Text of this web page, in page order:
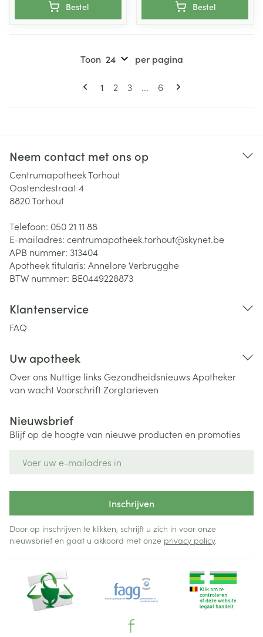
Bestel Bestel
Pagina's
U lees momenteel pagina
1 Pagina
2 Pagina
3 ... Pagina
6
Toon per pagina
Neem contact met ons op
Centrumapotheek Torhout
Oostendestraat 4
8820Torhout
Telefoon: 050 21 11 88
E-mailadres: centrumapotheek.torhout@skynet.be
APB nummer: 313404
Apotheek titularis: Annelore Verbrugghe
BTW nummer: BE0449228873
Klantenservice
FAQ
Uw apotheek
Over ons Nuttige links Gezondheidsnieuws Apotheker
van wachtVoorschriftZorgtarieven
Nieuwsbrief
Blijf op de hoogte van nieuwe producten en promoties
Inschrijven
Door op inschrijven te klikken, schrijft u zich in voor onze
nieuwsbrief en gaat u akkoord met onze privacy policy.